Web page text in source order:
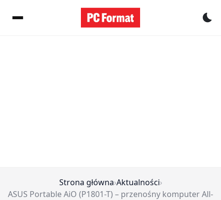
Strona główna›Aktualności›
ASUS Portable AiO (P1801-T) – przenośny komputer All-